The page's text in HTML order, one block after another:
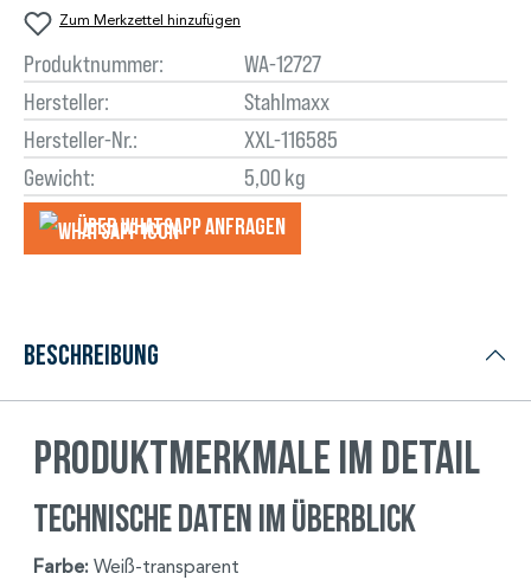
Zum Merkzettel hinzufügen
Produktnummer:
WA-12727
Hersteller:
Stahlmaxx
Hersteller-Nr.:
XXL-116585
Gewicht:
5,00 kg
Über WhatsApp anfragеn
Beschreibung
Produktmerkmale im Detail
Technische Daten im Überblick
Farbe: Weiß-transparent